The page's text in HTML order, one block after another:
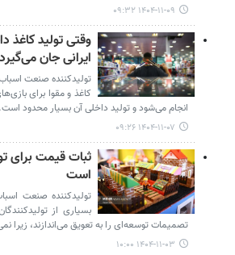
۱۴۰۴-۱۱-۰۹ ۰۹:۳۲
وقتی تولید کاغذ
ایرانی جان می‌گیرد
تولیدکننده صنعت
کاغذ و مقوا برای
انجام می‌شود و تولید داخلی آن بسیار محدود است.
۱۴۰۴-۱۱-۰۷ ۰۹:۲۶
ثبات قیمت برای
است
تولیدکننده صنعت
بسیاری از
تصمیمات توسعه‌ای را به تعویق می‌اندازند، زیرا
۱۴۰۴-۱۱-۰۳ ۱۰:۰۰